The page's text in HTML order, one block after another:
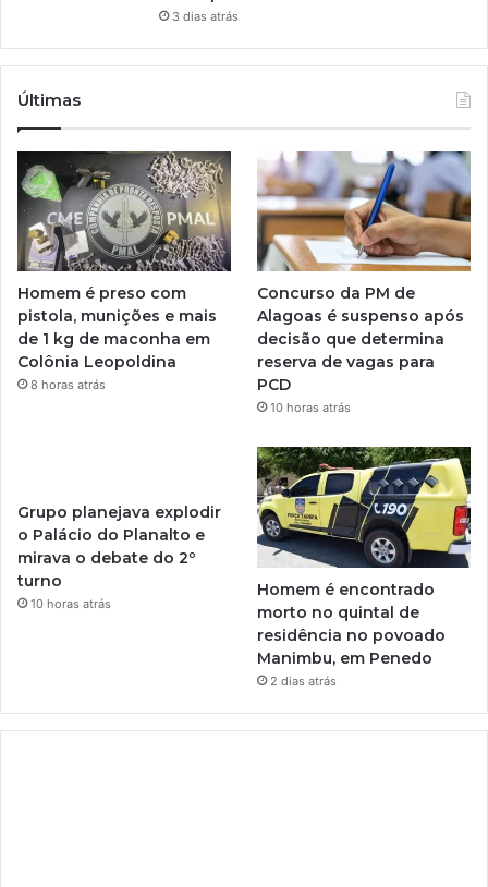
3 dias atrás
Últimas
Homem é preso com
pistola, munições e mais
de 1 kg de maconha em
Colônia Leopoldina
8 horas atrás
Concurso da PM de
Alagoas é suspenso após
decisão que determina
reserva de vagas para
PCD
10 horas atrás
Grupo planejava explodir
o Palácio do Planalto e
mirava o debate do 2º
turno
10 horas atrás
Homem é encontrado
morto no quintal de
residência no povoado
Manimbu, em Penedo
2 dias atrás